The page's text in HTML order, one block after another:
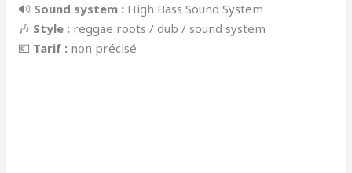
🔊 Sound system : High Bass Sound System
🎶 Style : reggae roots / dub / sound system
💶 Tarif : non précisé